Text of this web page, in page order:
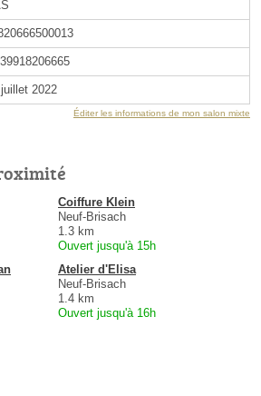
2022
Éditer les informations de mon salon mixte
Coiffure Klein
Neuf-Brisach
1.3 km
Ouvert jusqu'à 15h
Atelier d'Elisa
Neuf-Brisach
1.4 km
Ouvert jusqu'à 16h